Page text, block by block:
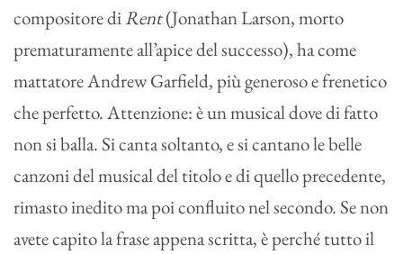
compositore diRent(Jonathan Larson, morto
prematuramente all’apice del successo), ha come
mattatore Andrew Garfield, più generoso e frenetico
che perfetto. Attenzione: è un musical dove di fatto
non si balla. Si canta soltanto, e si cantano le belle
canzoni del musical del titolo e di quello precedente,
rimasto inedito ma poi confluito nel secondo. Se non
avete capito la frase appena scritta, è perché tutto il